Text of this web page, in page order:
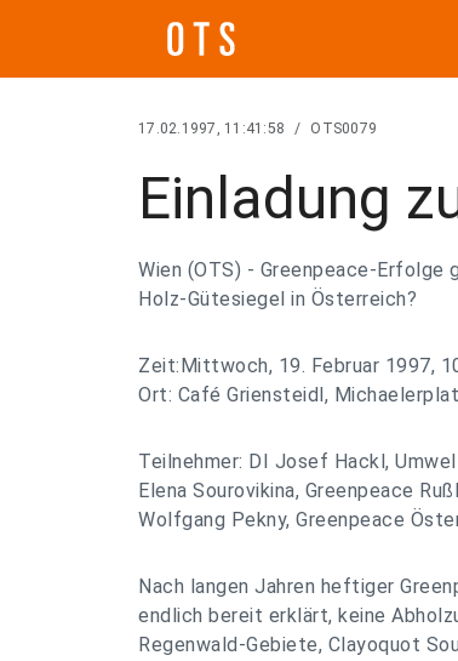
17.02.1997, 11:41:58 / OTS0079
Einladung
Wien (OTS) - Greenpeace-Erfolge
Holz-Gütesiegel in Österreich?
Zeit:Mittwoch, 19. Februar 1997,
Ort: Café Griensteidl,
Teilnehmer: DI Josef Hackl,
Elena Sourovikina, Greenpeace
Wolfgang Pekny, Greenpeace
Nach langen Jahren heftiger
endlich bereit erklärt, keine
Regenwald-Gebiete, Clayoquot